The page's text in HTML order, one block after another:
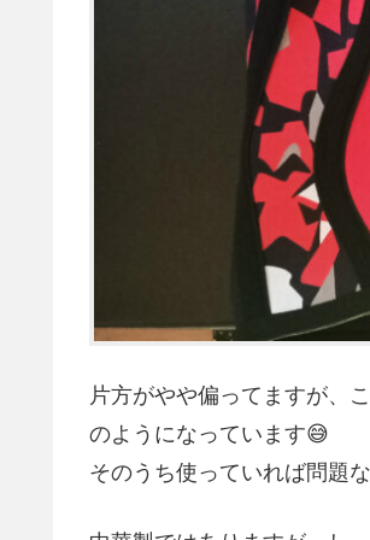
片方がやや偏ってますが、
のようになっています😅
そのうち使っていれば問題